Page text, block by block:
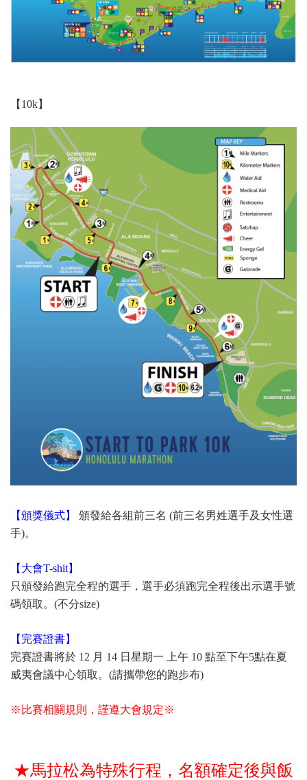
【10k】
【頒獎儀式】
頒發給各組前三名 (前三名男姓選手及女性選
手)。
【大會T-shit】
只頒發給跑完全程的選手，選手必須跑完全程後出示選手號
碼領取。(不分size)
【完賽證書】
完賽證書將於 12 月 14 日星期一 上午 10 點至下午5點在夏
威夷會議中心領取。(請攜帶您的跑步布)
※比賽相關規則，謹遵大會規定※
★馬拉松為特殊行程，名額確定後與飯